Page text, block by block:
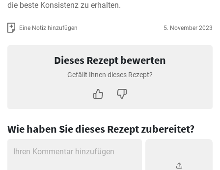
die beste Konsistenz zu erhalten.
Eine Notiz hinzufügen 5. November 2023
Dieses Rezept bewerten
Gefällt Ihnen dieses Rezept?
Wie haben Sie dieses Rezept zubereitet?